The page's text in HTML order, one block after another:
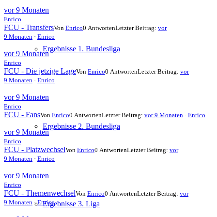
Ergebnisse 1. Bundesliga
Ergebnisse 2. Bundesliga
Ergebnisse 3. Liga
vor 9 Monaten
Enrico
FCU - TransfersVon Enrico0 AntwortenLetzter Beitrag: vor
9 Monaten · Enrico
vor 9 Monaten
Enrico
FCU - Die jetzige LageVon Enrico0 AntwortenLetzter Beitrag: vor
9 Monaten · Enrico
vor 9 Monaten
Enrico
FCU - FansVon Enrico0 AntwortenLetzter Beitrag: vor 9 Monaten · Enrico
vor 9 Monaten
Enrico
FCU - PlatzwechselVon Enrico0 AntwortenLetzter Beitrag: vor
9 Monaten · Enrico
vor 9 Monaten
Enrico
FCU - ThemenwechselVon Enrico0 AntwortenLetzter Beitrag: vor
9 Monaten ·Enrico